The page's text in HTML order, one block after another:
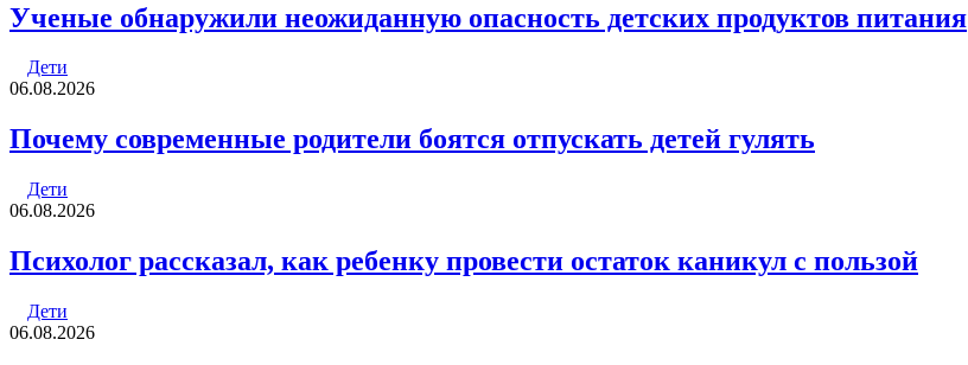
Ученые обнаружили неожиданную опасность детских продуктов питания
Дети
06.08.2026
Почему современные родители боятся отпускать детей гулять
Дети
06.08.2026
Психолог рассказал, как ребенку провести остаток каникул с пользой
Дети
06.08.2026